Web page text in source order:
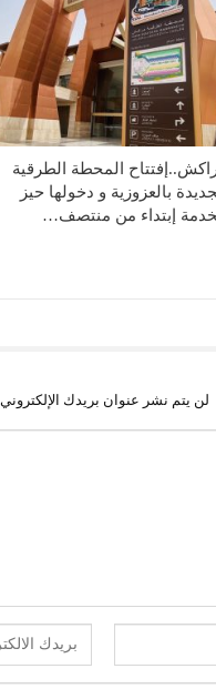
المحطة الطرقية
بالعزوزية و دخولها حيز
إبتداء من منتصف…
لن يتم نشر عنوان بريدك الإلكتروني.